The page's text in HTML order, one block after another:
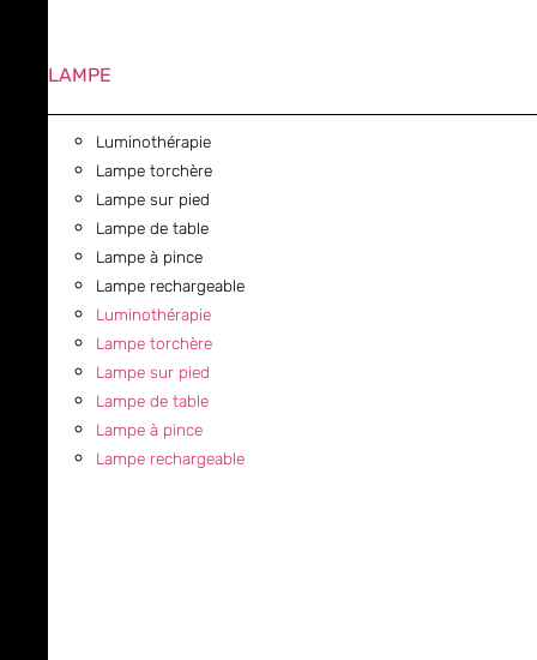
LAMPE
Luminothérapie
Lampe torchère
Lampe sur pied
Lampe de table
Lampe à pince
Lampe rechargeable
Luminothérapie
Lampe torchère
Lampe sur pied
Lampe de table
Lampe à pince
Lampe rechargeable